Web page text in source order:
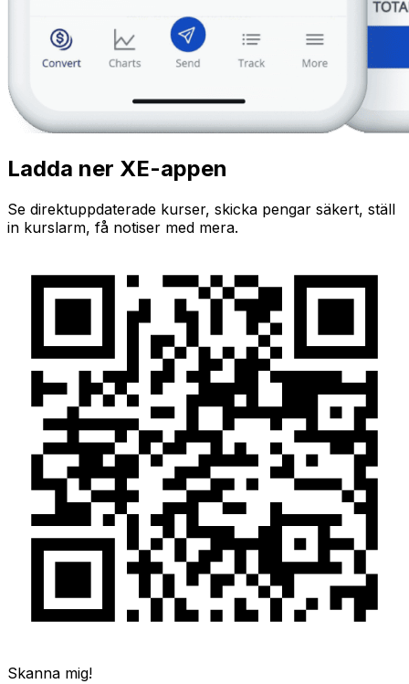
Ladda ner XE-appen
Se direktuppdaterade kurser, skicka pengar säkert, ställ
in kurslarm, få notiser med mera.
Skanna mig!